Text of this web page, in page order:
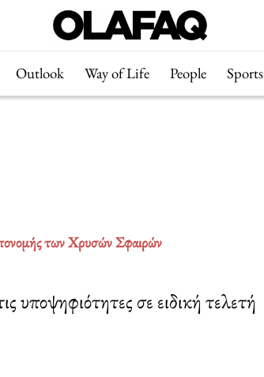
Outlook Way of Life People Sports
των Χρυσών Σφαιρών
σε ειδική τελετή